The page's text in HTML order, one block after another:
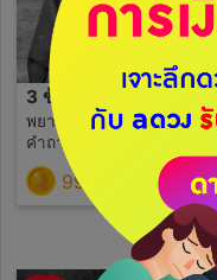
3 ข้อ ออราเคิล
พยากรณ์ด้วยไพ่ออราเคิล 3
คำถาม
99 (0)